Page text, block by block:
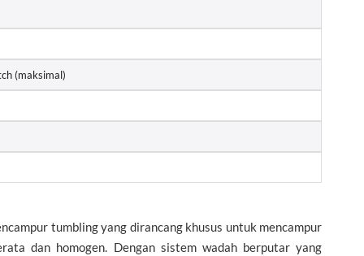
(maksimal)
tumbling yang dirancang khusus untuk mencampur
dan homogen. Dengan sistem wadah berputar yang